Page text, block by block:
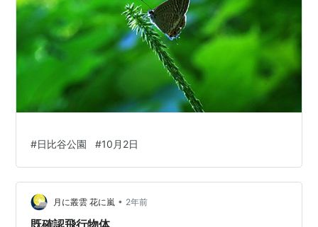
#日比谷公園 #10月2日
月に叢雲 花に嵐 • 2年前
既確認飛行物体